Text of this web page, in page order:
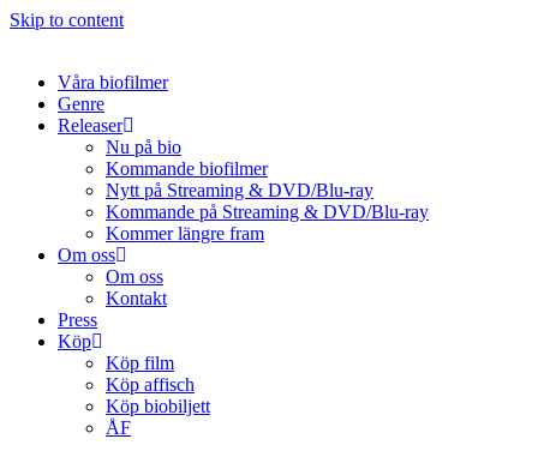
Skip to content
Våra biofilmer
Genre
Releaser
Nu på bio
Kommande biofilmer
Nytt på Streaming & DVD/Blu-ray
Kommande på Streaming & DVD/Blu-ray
Kommer längre fram
Om oss
Om oss
Kontakt
Press
Köp
Köp film
Köp affisch
Köp biobiljett
ÅF